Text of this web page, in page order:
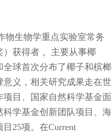
生物学重点实验室常务
获得者 。主要从事椰
球首次分布了椰子和槟榔
义，相关研究成果走在世
目、国家自然科学基金面
学基金创新团队项目、海
25项。在Current